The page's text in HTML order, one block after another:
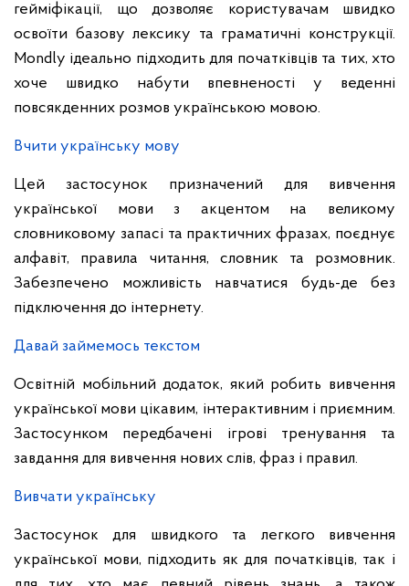
гейміфікації, що дозволяє користувачам швидко
освоїти базову лексику та граматичні конструкції.
Mondly ідеально підходить для початківців та тих, хто
хоче швидко набути впевненості у веденні
повсякденних розмов українською мовою.
Вчити українську мову
Цей застосунок призначений для вивчення
української мови з акцентом на великому
словниковому запасі та практичних фразах, поєднує
алфавіт, правила читання, словник та розмовник.
Забезпечено можливість навчатися будь-де без
підключення до інтернету.
Давай займемось текстом
Освітній мобільний додаток, який робить вивчення
української мови цікавим, інтерактивним і приємним.
Застосунком передбачені ігрові тренування та
завдання для вивчення нових слів, фраз і правил.
Вивчати українську
Застосунок для швидкого та легкого вивчення
української мови, підходить як для початківців, так і